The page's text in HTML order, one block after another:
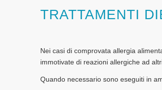
TRATTAMENTI
Nei casi di comprovata allergia
immotivate di reazioni allergiche ad
Quando necessario sono eseguiti in